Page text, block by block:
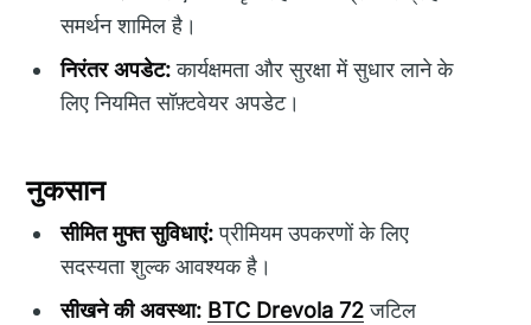
समर्थन शामिल है।
निरंतर अपडेट:कार्यक्षमता और सुरक्षा में सुधार लाने के
लिए नियमित सॉफ़्टवेयर अपडेट।
नुकसान
सीमित मुफ्त सुविधाएं:प्रीमियम उपकरणों के लिए
सदस्यता शुल्क आवश्यक है।
सीखने की अवस्था: BTC Drevola 72जटिल